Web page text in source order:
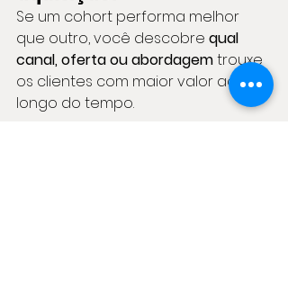
Se um cohort performa melhor
que outro, você descobre qual
canal, oferta ou abordagem trouxe
os clientes com maior valor ao
longo do tempo.